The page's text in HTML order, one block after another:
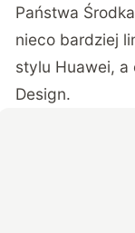
Państwa
nieco bardziej
stylu Huawei, a
Design.